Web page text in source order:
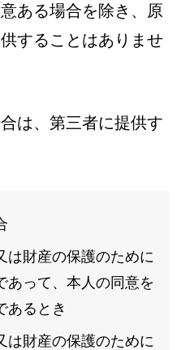
ある場合を除き、原
することはありませ
は、第三者に提供す
は財産の保護のために
あって、本人の同意を
あるとき
は財産の保護のために